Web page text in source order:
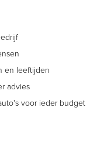
en leeftijden
advies
voor ieder budget